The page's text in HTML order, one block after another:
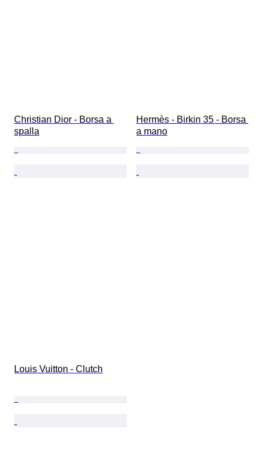
Christian Dior - Borsa a
spalla
Hermès - Birkin 35 - Borsa
a mano
Louis Vuitton - Clutch